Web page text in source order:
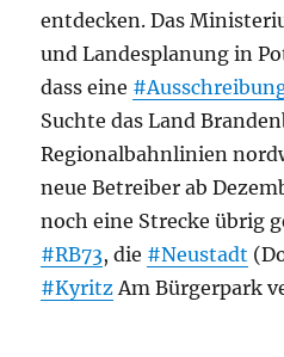
entdecken. Das
und Landesplanung in
dass eine
Suchte das Land
Regionalbahnlinien
neue Betreiber ab
noch eine Strecke übrig
#RB73, die #Neustadt
#KyritzAm Bürgerpark